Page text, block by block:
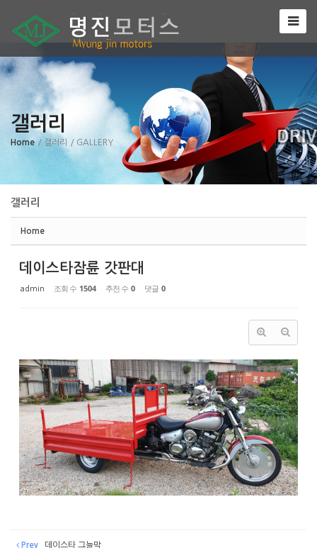
갤러리
Home / 갤러리 / GALLERY
갤러리
Home
데이스타잠륜 갓판대
admin 조회 수 1504 추천 수 0 댓글 0
Prev 데이스타 그늘막
Sketchbook5, 스케치북5
Sketchbook5, 스케치북5